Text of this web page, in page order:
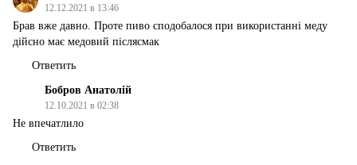
12.12.2021 в 13:46
Брав вже давно. Проте пиво сподобалося при використанні меду
дійсно має медовий післясмак
Ответить
Бобров Анатолій
12.10.2021 в 02:38
Не впечатлило
Ответить